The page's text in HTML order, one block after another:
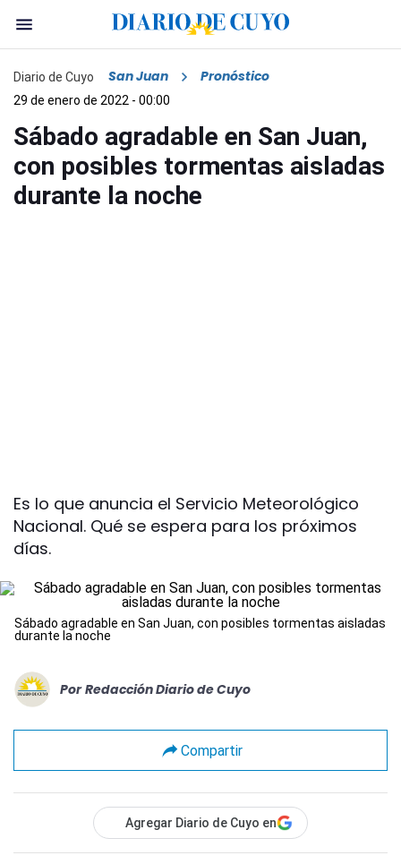
Diario de Cuyo San Juan Pronóstico
29 de enero de 2022 - 00:00
Sábado agradable en San Juan,
con posibles tormentas aisladas
durante la noche
Es lo que anuncia el Servicio Meteorológico
Nacional. Qué se espera para los próximos
días.
Sábado agradable en San Juan, con posibles tormentas aisladas
durante la noche
Por Redacción Diario de Cuyo
Compartir
Agregar Diario de Cuyo en